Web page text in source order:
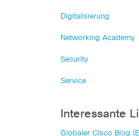
Digitalisierung
Networking Academy
Security
Service
Interessante
Globaler Cisco Blog